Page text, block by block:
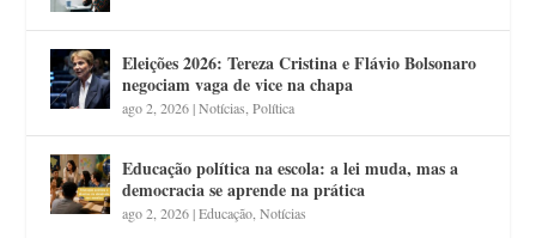
Eleições 2026: Tereza Cristina e Flávio Bolsonaro
negociam vaga de vice na chapa
ago 2, 2026|Notícias ,Política
Educação política na escola: a lei muda, mas a
democracia se aprende na prática
ago 2, 2026|Educação ,Notícias